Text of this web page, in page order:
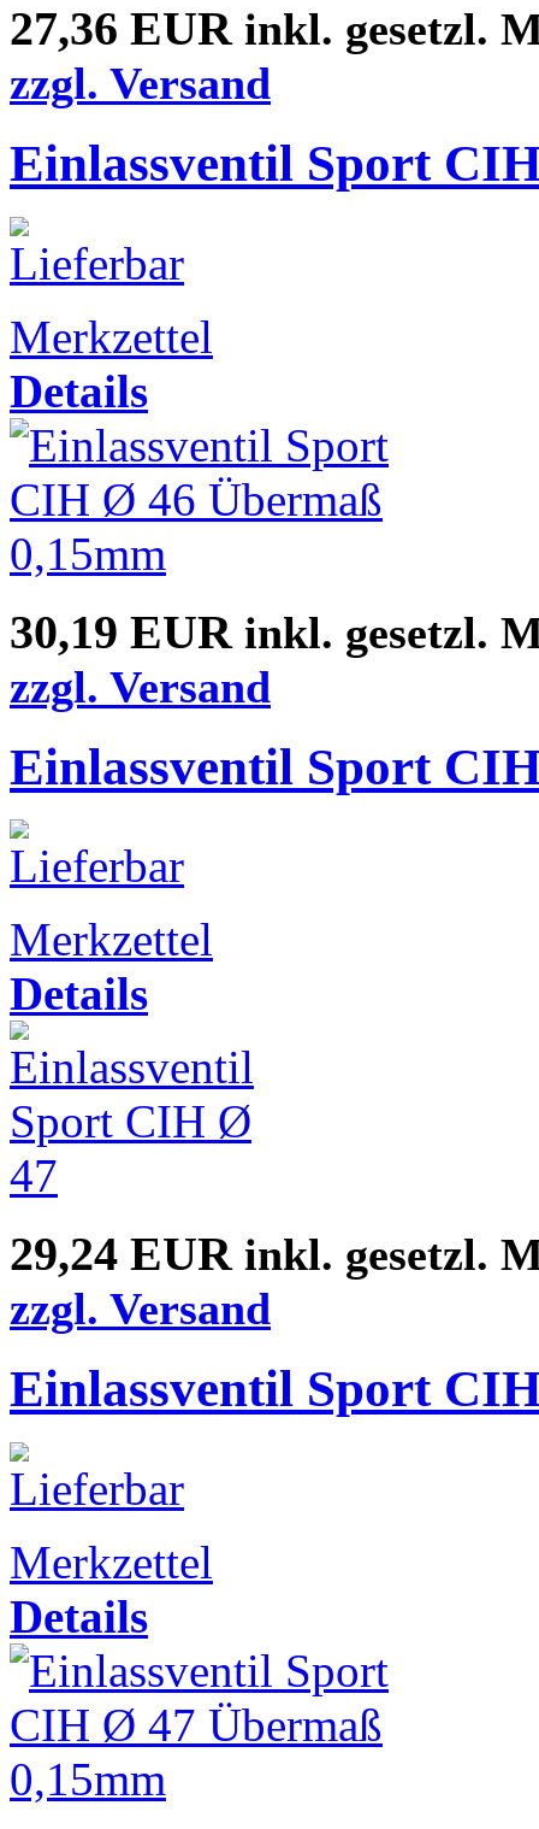
27,36 EUR inkl. gesetzl.
zzgl. Versand
Einlassventil Sport
Merkzettel
Details
30,19 EUR inkl. gesetzl.
zzgl. Versand
Einlassventil Sport
Merkzettel
Details
29,24 EUR inkl. gesetzl.
zzgl. Versand
Einlassventil Sport
Merkzettel
Details